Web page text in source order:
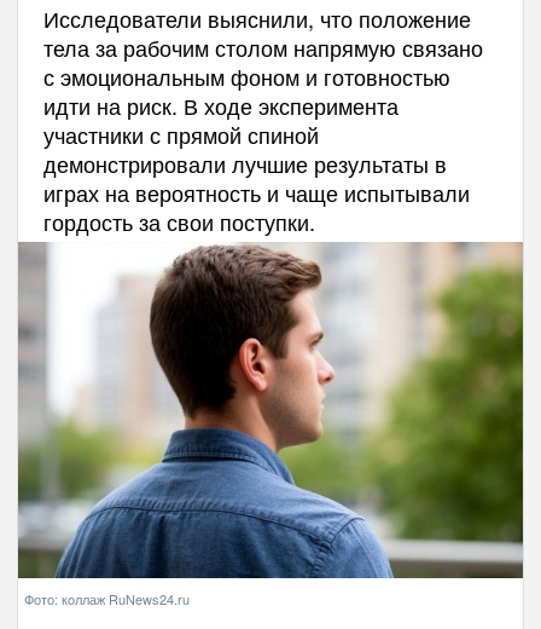
Исследователи выяснили, что положение
тела за рабочим столом напрямую связано
с эмоциональным фоном и готовностью
идти на риск. В ходе эксперимента
участники с прямой спиной
демонстрировали лучшие результаты в
играх на вероятность и чаще испытывали
гордость за свои поступки.
Фото: коллаж RuNews24.ru